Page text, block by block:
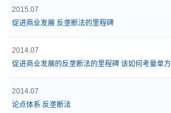
2015.07
促进商业发展 反垄断法的里程碑
2014.07
促进商业发展的反垄断法的里程碑 该如何考量单
2014.07
论点体系 反垄断法